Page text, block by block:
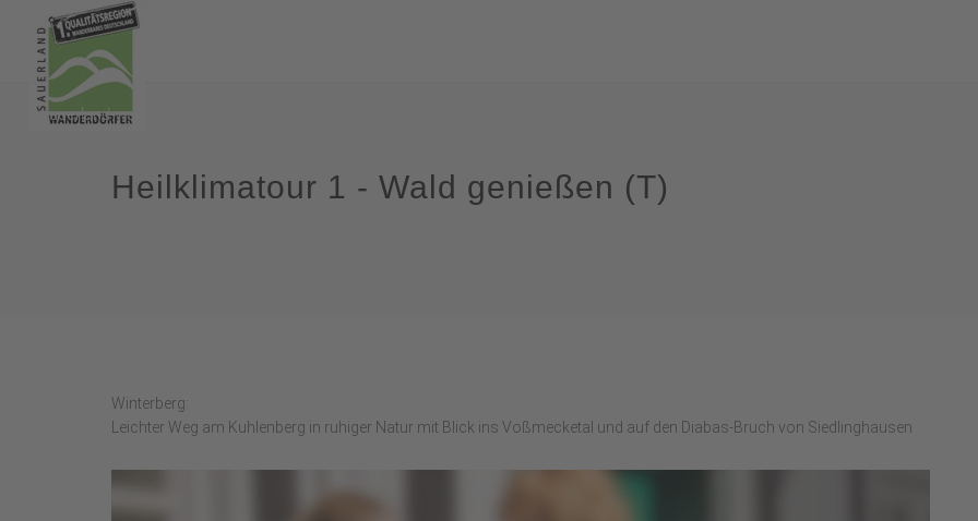
Heilklimatour 1 - Wald genießen (T)
Winterberg:
Leichter Weg am Kuhlenberg in ruhiger Natur mit Blick ins Voßmecketal und auf den Diabas-Bruch von Siedlinghausen